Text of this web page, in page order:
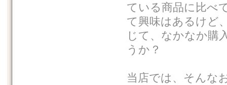
ている商品に比べ
て興味はあるけど
じて、なかなか購
うか？
当店では、そんな